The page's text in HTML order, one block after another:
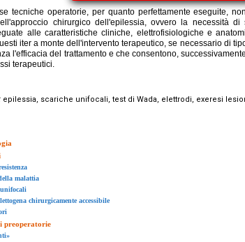
tecniche operatorie, per quanto perfettamente eseguite,
chirurgico dell'epilessia, ovvero la necessità di
alle caratteristiche cliniche, elettrofisiologiche e
iter a monte dell'intervento terapeutico, se necessario di
l'efficacia del trattamento e che consentono,
terapeutici.
epilessia, scariche unifocali, test di Wada, elettrodi, exeresi
malattia
chirurgicamente accessibile
preoperatorie